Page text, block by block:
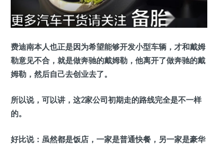
费迪南本人也正是因为希望能够开发小型车辆，才和戴姆
勒意见不合，就是做奔驰的戴姆勒，他离开了做奔驰的戴
姆勒，然后自己去创业去了。
所以说，可以讲，这2家公司初期走的路线完全是不一样
的。
好比说：虽然都是饭店，一家是普通快餐，另一家是豪华